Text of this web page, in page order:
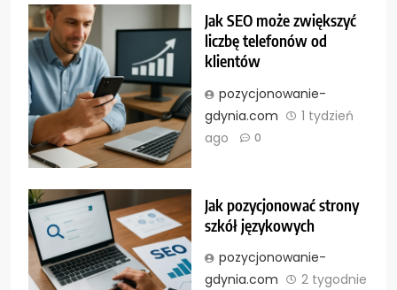
Jak SEO może zwiększyć
liczbę telefonów od
klientów
pozycjonowanie-
gdynia.com
1 tydzień
ago
0
Jak pozycjonować strony
szkół językowych
pozycjonowanie-
gdynia.com
2 tygodnie